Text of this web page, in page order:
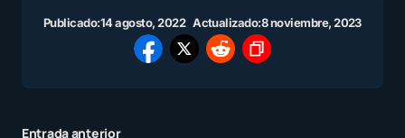
Publicado:14 agosto, 2022 Actualizado:8 noviembre, 2023
Entrada anterior